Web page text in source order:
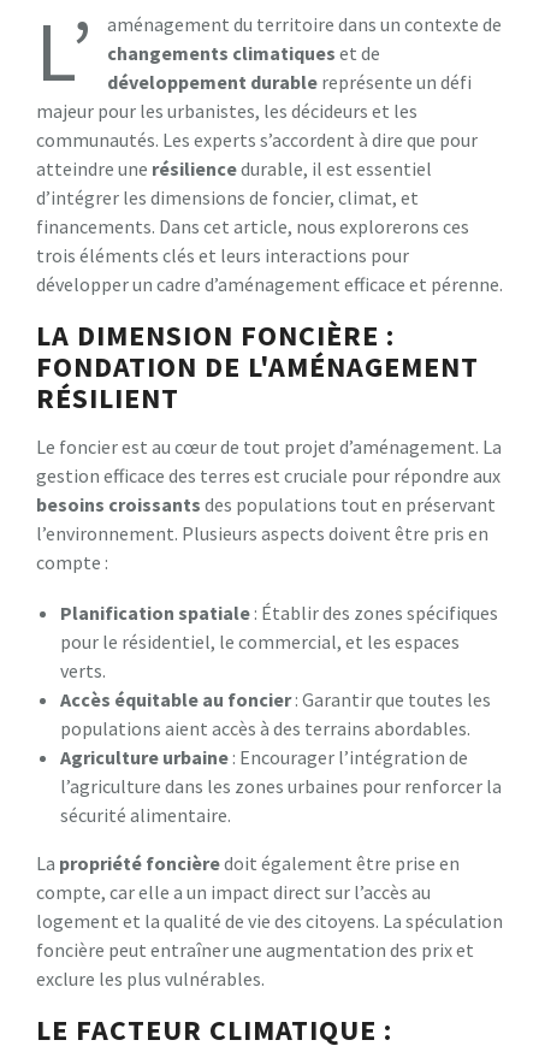
L’
aménagement du territoire dans un contexte de
changements climatiques et de
développement durable représente un défi
majeur pour les urbanistes, les décideurs et les
communautés. Les experts s’accordent à dire que pour
atteindre une résiliencedurable, il est essentiel
d’intégrer les dimensions de foncier, climat, et
financements. Dans cet article, nous explorerons ces
trois éléments clés et leurs interactions pour
développer un cadre d’aménagement efficace et pérenne.
LA DIMENSION FONCIÈRE :
FONDATION DE L'AMÉNAGEMENT
RÉSILIENT
Le foncier est au cœur de tout projet d’aménagement. La
gestion efficace des terres est cruciale pour répondre aux
besoins croissants des populations tout en préservant
l’environnement. Plusieurs aspects doivent être pris en
compte :
Planification spatiale : Établir des zones spécifiques
pour le résidentiel, le commercial, et les espaces
verts.
Accès équitable au foncier: Garantir que toutes les
populations aient accès à des terrains abordables.
Agriculture urbaine : Encourager l’intégration de
l’agriculture dans les zones urbaines pour renforcer la
sécurité alimentaire.
La propriété foncièredoit également être prise en
compte, car elle a un impact direct sur l’accès au
logement et la qualité de vie des citoyens. La spéculation
foncière peut entraîner une augmentation des prix et
exclure les plus vulnérables.
LE FACTEUR CLIMATIQUE :